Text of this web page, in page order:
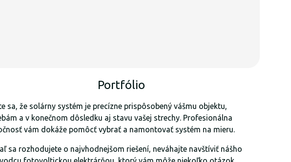
Portfólio
sa, že solárny systém je precízne prispôsobený vášmu objektu,
a v konečnom dôsledku aj stavu vašej strechy. Profesionálna
vám dokáže pomôcť vybrať a namontovať systém na mieru.
sa rozhodujete o najvhodnejšom riešení, neváhajte navštíviť nášho